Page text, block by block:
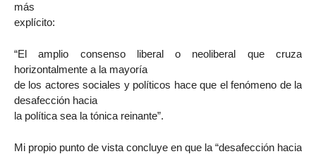
más
explícito:
“El amplio consenso liberal o neoliberal que cruza
horizontalmente a la mayoría
de los actores sociales y políticos hace que el fenómeno de la
desafección hacia
la política sea la tónica reinante”.
Mi propio punto de vista concluye en que la “desafección hacia